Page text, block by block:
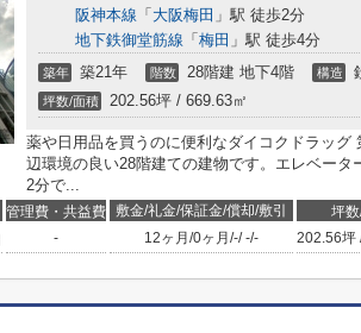
阪神本線 「 大阪梅田 」駅 徒歩2分
地下鉄御堂筋線 「 梅田 」駅 徒歩4分
築年 築21年 階数 28階建 地下4階 構造
坪数/面積 202.56坪 / 669.63㎡
薬や日用品を買うのに便利なダイコクドラッグ
辺環境の良い28階建ての建物です。エレベータ
2分で...
管理費・共益費 敷金/礼金/保証金/償却/敷引 坪
- 12ヶ月 /0ヶ月 /-/-/- 202.56坪